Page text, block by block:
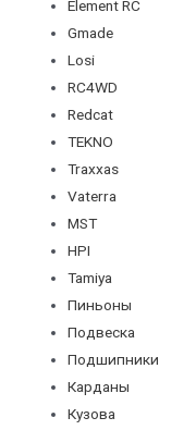
Element RC
Gmade
Losi
RC4WD
Redcat
TEKNO
Traxxas
Vaterra
MST
HPI
Tamiya
Пиньоны
Подвеска
Подшипники
Карданы
Кузова